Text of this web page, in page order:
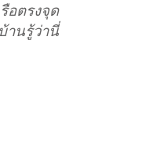
อตรงจุด
านรู้ว่านี่